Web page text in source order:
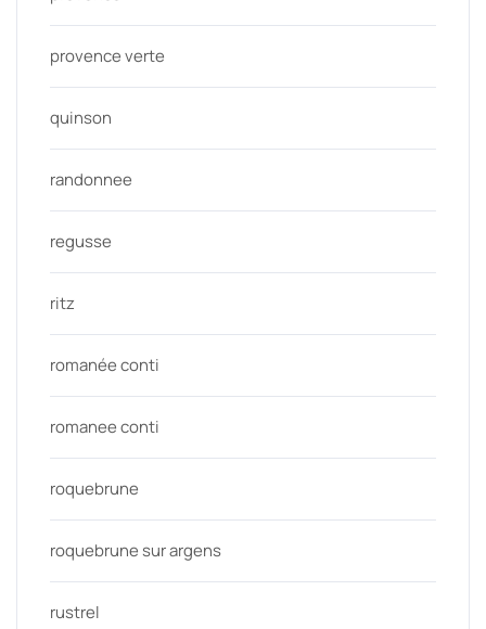
provence verte
quinson
randonnee
regusse
ritz
romanée conti
romanee conti
roquebrune
roquebrune sur argens
rustrel